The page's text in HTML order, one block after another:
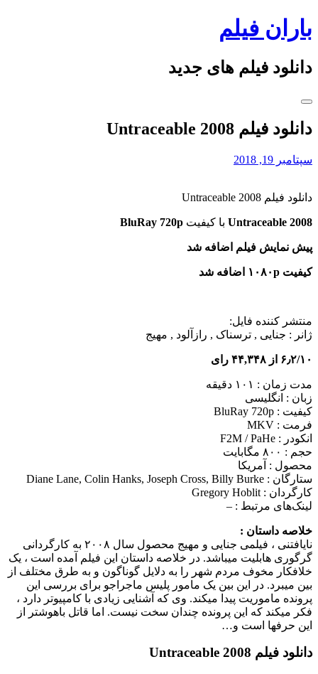
Skip
to
content
باران فیلم
دانلود فیلم های جدید
دانلود فیلم Untraceable 2008
سپتامبر 19, 2018
دانلود فیلم Untraceable 2008
Untraceable 2008 با کیفیت BluRay 720p
پیش نمایش فیلم اضافه شد
کیفیت ۱۰۸۰p اضافه شد
منتشر کننده فایل:
ژانر : جنایی , ترسناک , رازآلود , مهیج
۶٫۲/۱۰ از ۴۴,۳۴۸ رای
مدت زمان : ۱۰۱ دقیقه
زبان : انگلیسی
کیفیت : BluRay 720p
فرمت : MKV
انکودر : F2M / PaHe
حجم : ۸۰۰ مگابایت
محصول : آمریکا
ستارگان : Diane Lane, Colin Hanks, Joseph Cross, Billy Burke
کارگردان : Gregory Hoblit
لینک‌های مرتبط : –
خلاصه داستان :
نایافتنی ، فیلمی جنایی و مهیج محصول سال ۲۰۰۸ به کارگردانی
گرگوری هابلیت می‎باشد. در خلاصه داستان این فیلم آمده است ، یک
خلافکار مخوف مردم شهر را به دلایل گوناگون و به طرق مختلف از
بین می‎برد. در این بین یک مامور پلیس ماجراجو برای بررسی این
پرونده ماموریت پیدا می‎کند. وی که آشنایی زیادی با کامپیوتر دارد ،
فکر می‎کند که این پرونده چندان سخت نیست. اما قاتل باهوش‎تر از
این حرفها است و…
دانلود فیلم Untraceable 2008